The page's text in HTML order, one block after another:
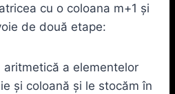
cu o coloana m+1 și
de două etape:
aritmetică a elementelor
și coloană și le stocăm în